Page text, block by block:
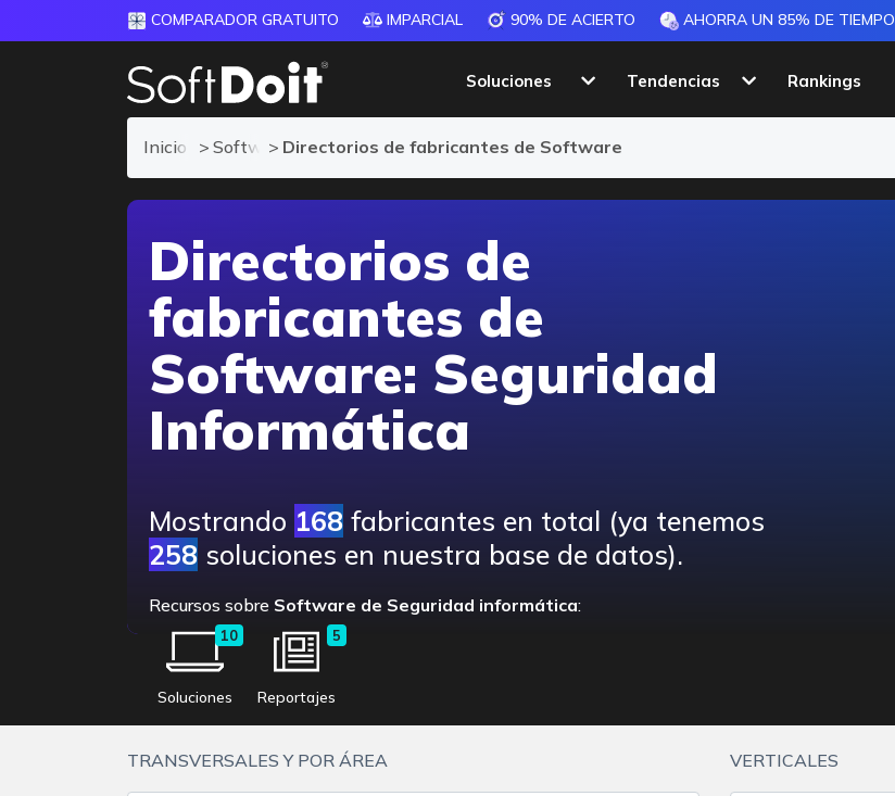
COMPARADOR GRATUITO IMPARCIAL 90% DE ACIERTO AHORRA UN 85% DE TIEMPO
Soluciones Tendencias Rankings
Inicio Software de Seguridad informática
Directorios de fabricantes de Software
Directorios de
fabricantes de
Software: Seguridad
Informática
Mostrando 168 fabricantes en total (ya tenemos
258 soluciones en nuestra base de datos).
Recursos sobre Software de Seguridad informática:
10
Soluciones
5
Reportajes
TRANSVERSALES Y POR ÁREA VERTICALES